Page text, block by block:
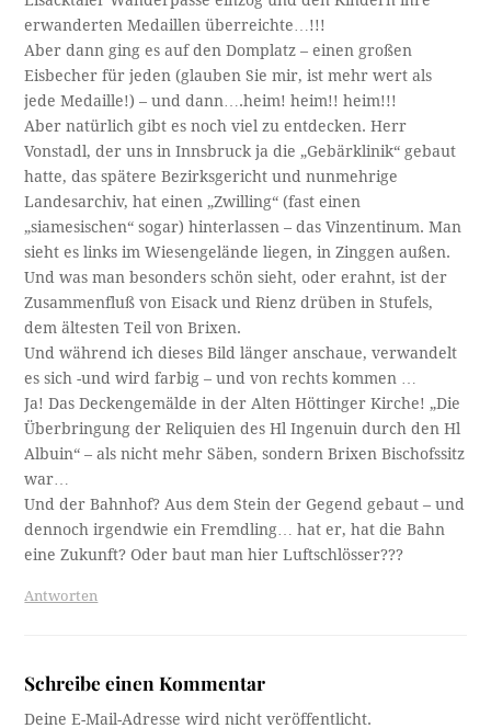
erwanderten Medaillen überreichte…!!!
Aber dann ging es auf den Domplatz – einen großen
Eisbecher für jeden (glauben Sie mir, ist mehr wert als
jede Medaille!) – und dann….heim! heim!! heim!!!
Aber natürlich gibt es noch viel zu entdecken. Herr
Vonstadl, der uns in Innsbruck ja die „Gebärklinik“ gebaut
hatte, das spätere Bezirksgericht und nunmehrige
Landesarchiv, hat einen „Zwilling“ (fast einen
„siamesischen“ sogar) hinterlassen – das Vinzentinum. Man
sieht es links im Wiesengelände liegen, in Zinggen außen.
Und was man besonders schön sieht, oder erahnt, ist der
Zusammenfluß von Eisack und Rienz drüben in Stufels,
dem ältesten Teil von Brixen.
Und während ich dieses Bild länger anschaue, verwandelt
es sich -und wird farbig – und von rechts kommen …
Ja! Das Deckengemälde in der Alten Höttinger Kirche! „Die
Überbringung der Reliquien des Hl Ingenuin durch den Hl
Albuin“ – als nicht mehr Säben, sondern Brixen Bischofssitz
war…
Und der Bahnhof? Aus dem Stein der Gegend gebaut – und
dennoch irgendwie ein Fremdling… hat er, hat die Bahn
eine Zukunft? Oder baut man hier Luftschlösser???
Antworten
Schreibe einen Kommentar
Deine E-Mail-Adresse wird nicht veröffentlicht.